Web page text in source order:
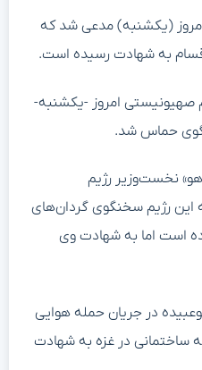
(یکشنبه) مدعی شد که
قسام به شهادت رسیده است.
صهیونیستی امروز -یکشنبه-
حماس شد.
نخست‌وزیر رژیم
رژیم سخنگوی گردان‌های
است اما به شهادت وی
در جریان حمله هوایی
ساختمانی در غزه به شهادت